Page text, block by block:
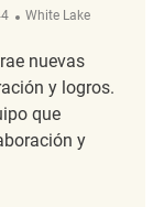
Ubicación
White Lake
nuevas
y logros.
que
y